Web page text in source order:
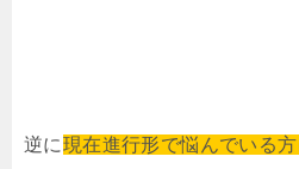
逆に現在進行形で悩んでいる